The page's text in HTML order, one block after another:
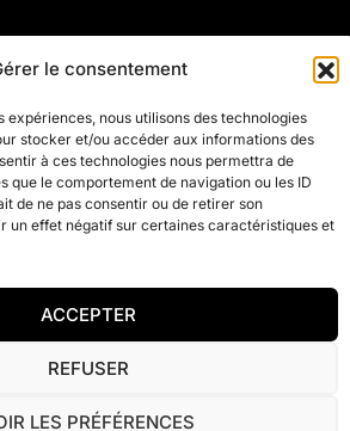
le consentement
expériences, nous utilisons des technologies
stocker et/ou accéder aux informations des
à ces technologies nous permettra de
que le comportement de navigation ou les ID
de ne pas consentir ou de retirer son
un effet négatif sur certaines caractéristiques et
ACCEPTER
REFUSER
LES PRÉFÉRENCES
Academy